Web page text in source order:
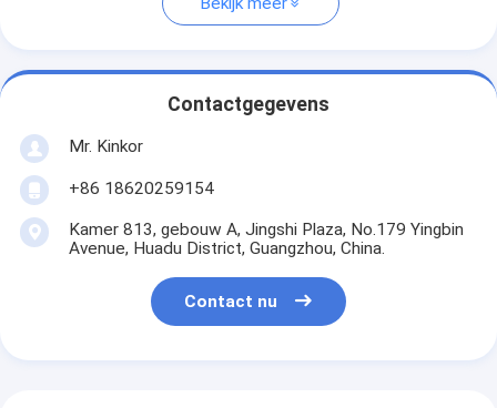
Contactgegevens
Mr. Kinkor
+86 18620259154
Kamer 813, gebouw A, Jingshi Plaza, No.179 Yingbin
Avenue, Huadu District, Guangzhou, China.
Contact nu